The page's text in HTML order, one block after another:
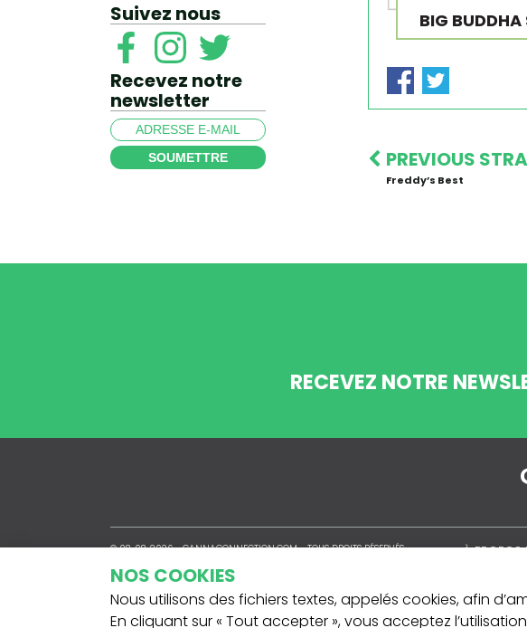
Suivez nous
Recevez notre
newsletter
SOUMETTRE
BIG BUDDHA
PREVIOUS
Freddy’s Best
RECEVEZ NOTRE
© 08-08-2026 -CANNACONNECTION.COM- TOUS DROITS RÉSERVÉS.
À PROPOS
NOS COOKIES
Nous utilisons des fichiers textes, appelés cookies, afin
En cliquant sur « Tout accepter », vous acceptez